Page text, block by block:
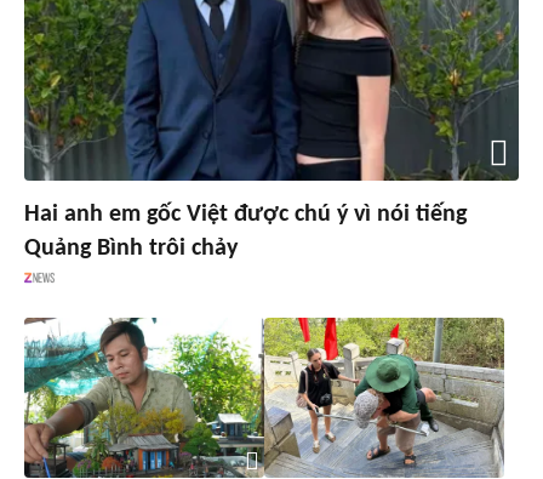
Hai anh em gốc Việt được chú ý vì nói tiếng
Quảng Bình trôi chảy